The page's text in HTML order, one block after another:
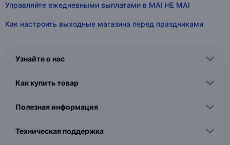
Управляйте ежедневными выплатами в MAI HE MAI
Как настроить выходные магазина перед праздниками
Узнайте о нас
Как купить товар
Полезная информация
Техническая поддержка